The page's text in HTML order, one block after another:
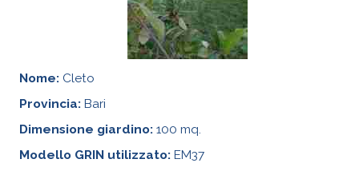
Nome: Cleto
Provincia: Bari
Dimensione giardino: 100 mq.
Modello GRIN utilizzato: EM37